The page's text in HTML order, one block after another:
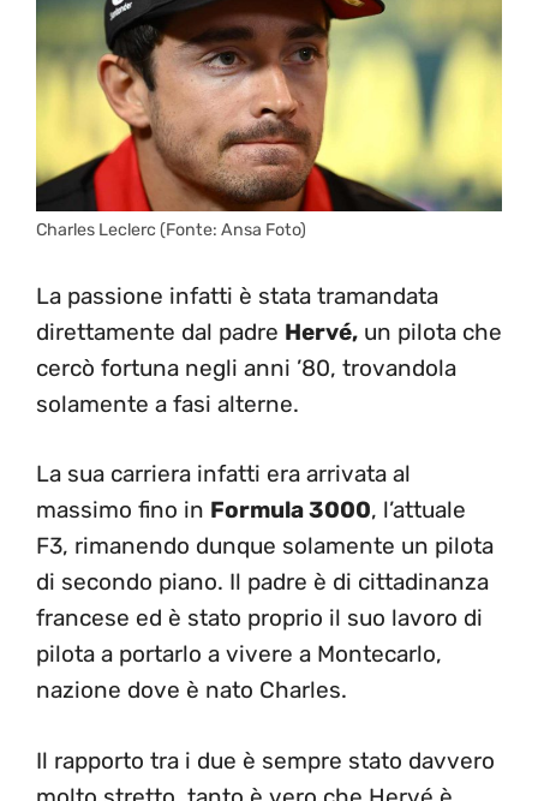
Charles Leclerc (Fonte: Ansa Foto)
La passione infatti è stata tramandata
direttamente dal padre Hervé, un pilota che
cercò fortuna negli anni ’80, trovandola
solamente a fasi alterne.
La sua carriera infatti era arrivata al
massimo fino in Formula 3000, l’attuale
F3, rimanendo dunque solamente un pilota
di secondo piano. Il padre è di cittadinanza
francese ed è stato proprio il suo lavoro di
pilota a portarlo a vivere a Montecarlo,
nazione dove è nato Charles.
Il rapporto tra i due è sempre stato davvero